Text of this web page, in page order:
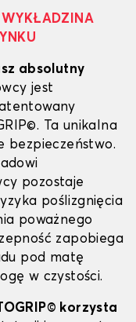
WYKŁADZINA
absolutny
jest
Ta unikalna
bezpieczeństwo.
pozostaje
poślizgnięcia
poważnego
zapobiega
pod matę
w czystości.
korzysta